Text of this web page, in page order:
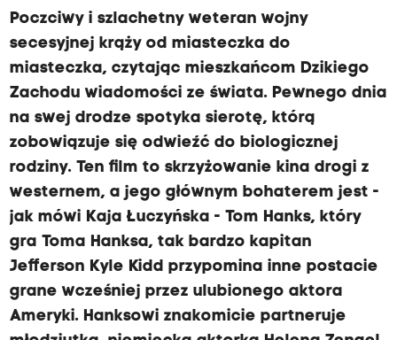
Poczciwy i szlachetny weteran wojny
secesyjnej krąży od miasteczka do
miasteczka, czytając mieszkańcom Dzikiego
Zachodu wiadomości ze świata. Pewnego dnia
na swej drodze spotyka sierotę, którą
zobowiązuje się odwieźć do biologicznej
rodziny. Ten film to skrzyżowanie kina drogi z
westernem, a jego głównym bohaterem jest -
jak mówi Kaja Łuczyńska - Tom Hanks, który
gra Toma Hanksa, tak bardzo kapitan
Jefferson Kyle Kidd przypomina inne postacie
grane wcześniej przez ulubionego aktora
Ameryki. Hanksowi znakomicie partneruje